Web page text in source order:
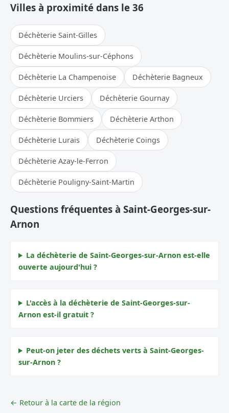
Villes à proximité dans le 36
Déchèterie Saint-Gilles
Déchèterie Moulins-sur-Céphons
Déchèterie La Champenoise Déchèterie Bagneux
Déchèterie Urciers Déchèterie Gournay
Déchèterie Bommiers Déchèterie Arthon
Déchèterie Lurais Déchèterie Coings
Déchèterie Azay-le-Ferron
Déchèterie Pouligny-Saint-Martin
Questions fréquentes à Saint-Georges-sur-
Arnon
La déchèterie de Saint-Georges-sur-Arnon est-elle
ouverte aujourd'hui ?
L'accès à la déchèterie de Saint-Georges-sur-
Arnon est-il gratuit ?
Peut-on jeter des déchets verts à Saint-Georges-
sur-Arnon ?
← Retour à la carte de la région